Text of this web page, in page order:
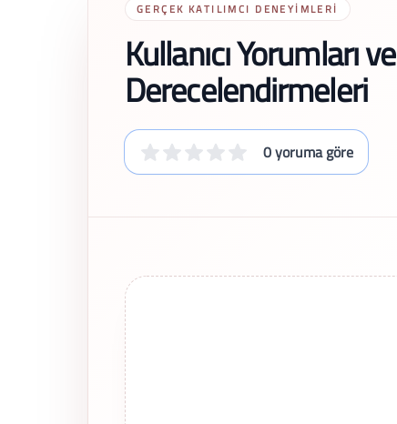
GERÇEK KATILIMCI DENEYIMLERI
Kullanıcı Yorumları ve
Derecelendirmeleri
0 yoruma göre
Son Yorumlar